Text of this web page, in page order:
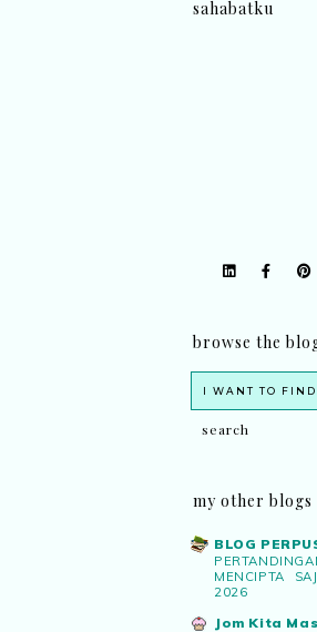
sahabatku
browse the
my other blogs
BLOG
MENCIPTA
2026
Jom Kita